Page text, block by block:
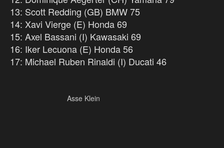
13: Scott Redding (GB) BMW 75
14: Xavi Vierge (E) Honda 69
15: Axel Bassani (I) Kawasaki 69
16: Iker Lecuona (E) Honda 56
17: Michael Ruben Rinaldi (I) Ducati 46
Asse Klein